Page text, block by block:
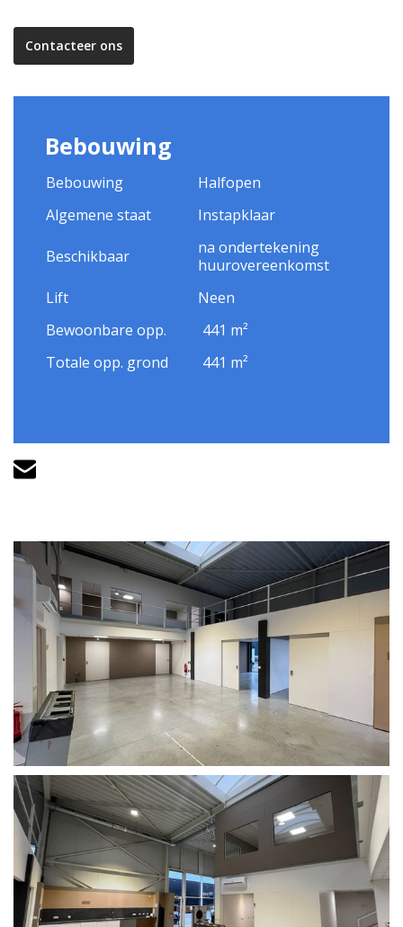
Contacteer ons
Bebouwing
Bebouwing
Halfopen
Algemene staat
Instapklaar
Beschikbaar
na ondertekening
huurovereenkomst
Lift
Neen
Bewoonbare opp.
441 m²
Totale opp. grond
441 m²